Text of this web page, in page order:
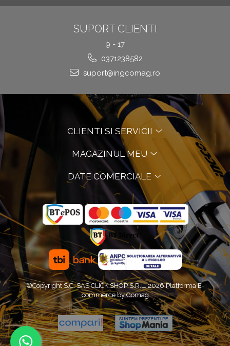
SUPORT CLIENTI
9 - 17
0371238582
suport@ingcomag.ro
CLIENTI SI SERVICII
MAGAZINUL MEU
DATE COMERCIALE
©Copyright S.C. SAS CLICK SHOP S.R.L. 2026Platforma E-
commerce by Gomag